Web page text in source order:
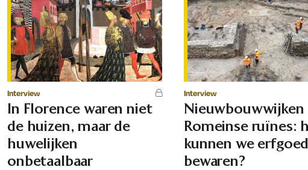
Interview
In Florence waren niet
de huizen, maar de
huwelijken
onbetaalbaar
Interview
Nieuwbouwwijken
Romeinse ruïnes:
kunnen we
bewaren?